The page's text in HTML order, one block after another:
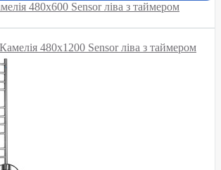
480х600 Sensor ліва з таймером